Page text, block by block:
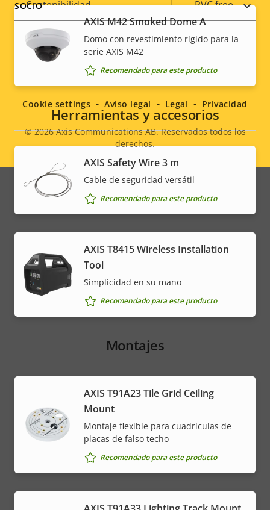
Sostenibilidad
PVC free
AXIS M42 Smoked Dome A
Domo con revestimiento rígido para la
serie AXIS M42
Recomendado para este producto
Herramientas y accesorios
AXIS Safety Wire 3 m
Cable de seguridad versátil
Recomendado para este producto
AXIS T8415 Wireless Installation
Tool
Simplicidad en su mano
Recomendado para este producto
Montajes
AXIS T91A23 Tile Grid Ceiling
Mount
Montaje flexible para cuadrículas de
placas de falso techo
Recomendado para este producto
SOCIO
Social
menu
Legal
menu
© 2026Axis Communications AB. Reservados todos los
derechos.
Cookie settings Aviso legal Legal Privacidad